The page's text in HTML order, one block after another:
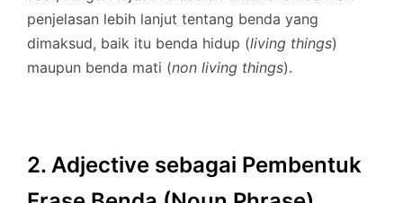
penjelasan lebih lanjut tentang benda yang
dimaksud, baik itu benda hidup (living things)
maupun benda mati (non living things).
2. Adjective sebagai Pembentuk